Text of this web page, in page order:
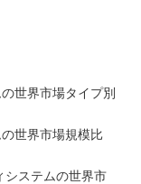
世界市場タイプ別
世界市場規模比
システムの世界市